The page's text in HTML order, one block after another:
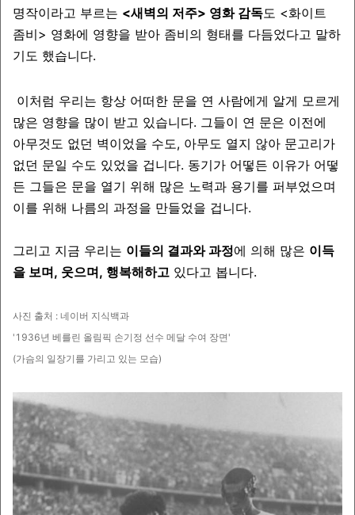
명작이라고 부르는 <새벽의 저주> 영화 감독도 <화이트
좀비> 영화에 영향을 받아 좀비의 형태를 다듬었다고 말하
기도 했습니다.
이처럼 우리는 항상 어떠한 문을 연 사람에게 알게 모르게
많은 영향을 많이 받고 있습니다. 그들이 연 문은 이전에
아무것도 없던 벽이었을 수도, 아무도 열지 않아 문고리가
없던 문일 수도 있었을 겁니다. 동기가 어떻든 이유가 어떻
든 그들은 문을 열기 위해 많은 노력과 용기를 퍼부었으며
이를 위해 나름의 과정을 만들었을 겁니다.
그리고 지금 우리는 이들의 결과와 과정에 의해 많은 이득
을 보며, 웃으며, 행복해하고 있다고 봅니다.
사진 출처 : 네이버 지식백과
'1936년 베를린 올림픽 손기정 선수 메달 수여 장면'
(가슴의 일장기를 가리고 있는 모습)